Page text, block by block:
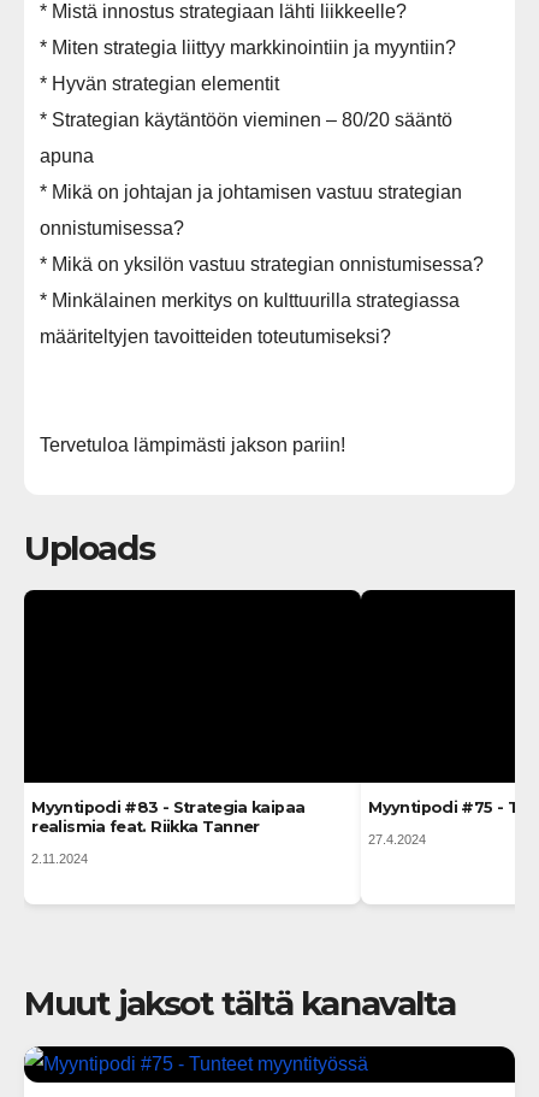
* Mistä innostus strategiaan lähti liikkeelle?
* Miten strategia liittyy markkinointiin ja myyntiin?
* Hyvän strategian elementit
* Strategian käytäntöön vieminen – 80/20 sääntö
apuna
* Mikä on johtajan ja johtamisen vastuu strategian
onnistumisessa?
* Mikä on yksilön vastuu strategian onnistumisessa?
* Minkälainen merkitys on kulttuurilla strategiassa
määriteltyjen tavoitteiden toteutumiseksi?
Tervetuloa lämpimästi jakson pariin!
Uploads
Myyntipodi #83 - Strategia kaipaa
realismia feat. Riikka Tanner
2.11.2024
Myyntipodi #75 -
27.4.2024
Muut jaksot tältä kanavalta